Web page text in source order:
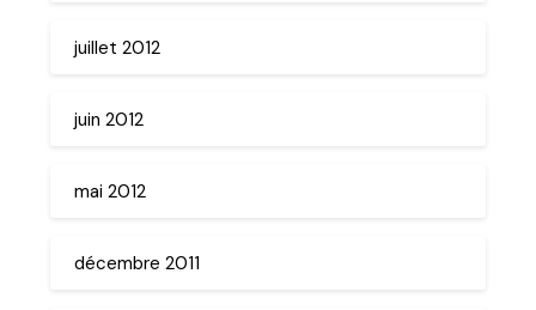
juillet 2012
juin 2012
mai 2012
décembre 2011